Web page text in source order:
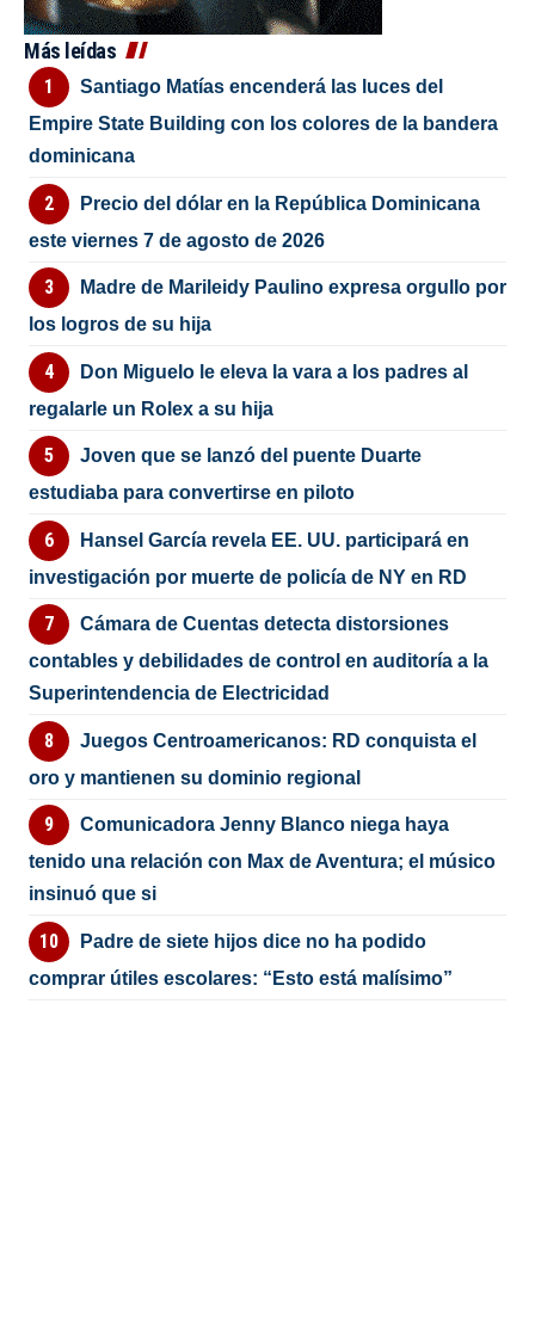
Más leídas
Santiago Matías encenderá las luces del
Empire State Building con los colores de la bandera
dominicana
Precio del dólar en la República Dominicana
este viernes 7 de agosto de 2026
Madre de Marileidy Paulino expresa orgullo por
los logros de su hija
Don Miguelo le eleva la vara a los padres al
regalarle un Rolex a su hija
Joven que se lanzó del puente Duarte
estudiaba para convertirse en piloto
Hansel García revela EE. UU. participará en
investigación por muerte de policía de NY en RD
Cámara de Cuentas detecta distorsiones
contables y debilidades de control en auditoría a la
Superintendencia de Electricidad
Juegos Centroamericanos: RD conquista el
oro y mantienen su dominio regional
Comunicadora Jenny Blanco niega haya
tenido una relación con Max de Aventura; el músico
insinuó que si
Padre de siete hijos dice no ha podido
comprar útiles escolares: “Esto está malísimo”